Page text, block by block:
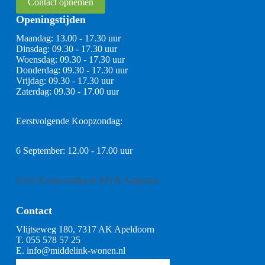
Contact opnemen
Openingstijden
Maandag: 13.00 - 17.30 uur
Dinsdag: 09.30 - 17.30 uur
Woensdag: 09.30 - 17.30 uur
Donderdag: 09.30 - 17.30 uur
Vrijdag: 09.30 - 17.30 uur
Zaterdag: 09.30 - 17.00 uur
Eerstvolgende Koopzondag:
6 September: 12.00 - 17.00 uur
Geen Koopzondag in Juli & Augustus
Contact
Vlijtseweg 180, 7317 AK Apeldoorn
T. 055 578 57 25
E. info@middelink-wonen.nl